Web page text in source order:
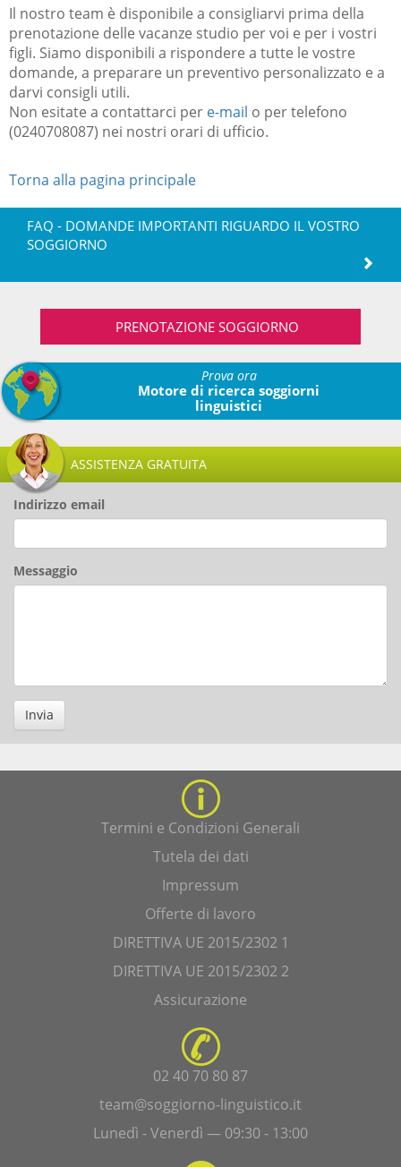
Il nostro team è disponibile a consigliarvi prima della
prenotazione delle vacanze studio per voi e per i vostri
figli. Siamo disponibili a rispondere a tutte le vostre
domande, a preparare un preventivo personalizzato e a
darvi consigli utili.
Non esitate a contattarci per e-mail o per telefono
(0240708087) nei nostri orari di ufficio.
Torna alla pagina principale
FAQ - DOMANDE IMPORTANTI RIGUARDO IL VOSTRO
SOGGIORNO
PRENOTAZIONE SOGGIORNO
Prova ora
Motore di ricerca soggiorni
linguistici
ASSISTENZA GRATUITA
Indirizzo email
Messaggio
Invia
Termini e Condizioni Generali
Tutela dei dati
Impressum
Offerte di lavoro
DIRETTIVA UE 2015/2302 1
DIRETTIVA UE 2015/2302 2
Assicurazione
02 40 70 80 87
team@soggiorno-linguistico.it
Lunedì - Venerdì — 09:30 - 13:00